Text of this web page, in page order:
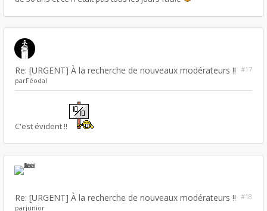
Re: [URGENT] À la recherche de nouveaux modérateurs !! #17
parFéodal
C'est évident !!
Re: [URGENT] À la recherche de nouveaux modérateurs !! #18
parjunior